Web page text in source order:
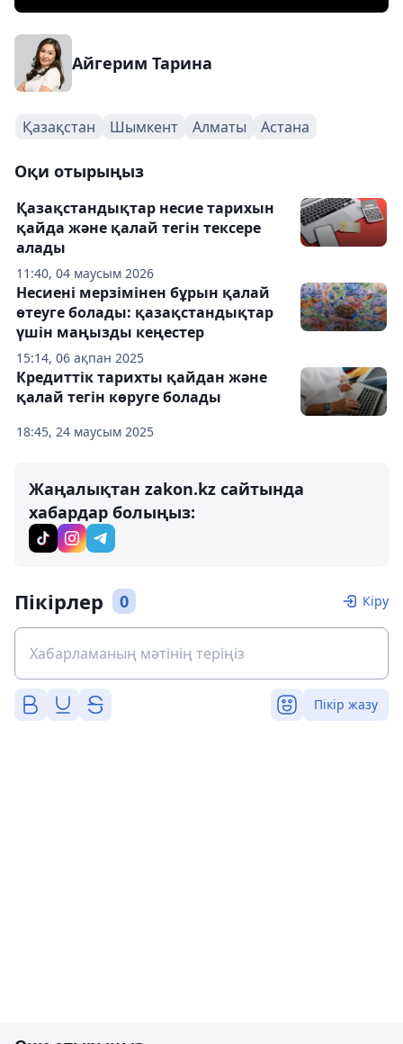
Айгерим Тарина
Қазақстан Шымкент Алматы Астана
Оқи отырыңыз
11:40, 04 маусым 2026
Қазақстандықтар несие тарихын
қайда және қалай тегін тексере
алады
15:14, 06 ақпан 2025
Несиені мерзімінен бұрын қалай
өтеуге болады: қазақстандықтар
үшін маңызды кеңестер
18:45, 24 маусым 2025
Кредиттік тарихты қайдан және
қалай тегін көруге болады
Жаңалықтан zakon.kz сайтында
хабардар болыңыз:
Пікірлер 0 Кіру
Пікір жазу